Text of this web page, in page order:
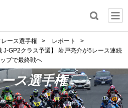
ース選手権 > レポート
>
J-GP2クラス予選】 岩戸亮介が5レース連続
プで最終戦へ
ス選手権